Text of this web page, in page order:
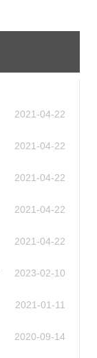
2021-04-22
2021-04-22
2021-04-22
2021-04-22
2021-04-22
2023-02-10
2021-01-11
2020-09-14